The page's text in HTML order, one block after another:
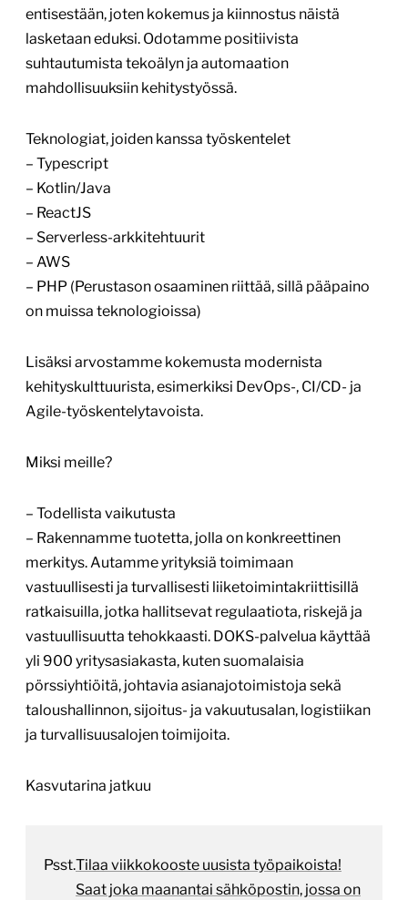
entisestään, joten kokemus ja kiinnostus näistä
lasketaan eduksi. Odotamme positiivista
suhtautumista tekoälyn ja automaation
mahdollisuuksiin kehitystyössä.
Teknologiat, joiden kanssa työskentelet
– Typescript
– Kotlin/Java
– ReactJS
– Serverless-arkkitehtuurit
– AWS
– PHP (Perustason osaaminen riittää, sillä pääpaino
on muissa teknologioissa)
Lisäksi arvostamme kokemusta modernista
kehityskulttuurista, esimerkiksi DevOps-, CI/CD- ja
Agile-työskentelytavoista.
Miksi meille?
– Todellista vaikutusta
– Rakennamme tuotetta, jolla on konkreettinen
merkitys. Autamme yrityksiä toimimaan
vastuullisesti ja turvallisesti liiketoimintakriittisillä
ratkaisuilla, jotka hallitsevat regulaatiota, riskejä ja
vastuullisuutta tehokkaasti. DOKS-palvelua käyttää
yli 900 yritysasiakasta, kuten suomalaisia
pörssiyhtiöitä, johtavia asianajotoimistoja sekä
taloushallinnon, sijoitus- ja vakuutusalan, logistiikan
ja turvallisuusalojen toimijoita.
Kasvutarina jatkuu
Psst.Tilaa viikkokooste uusista työpaikoista!
Saat joka maanantai sähköpostin, jossa on